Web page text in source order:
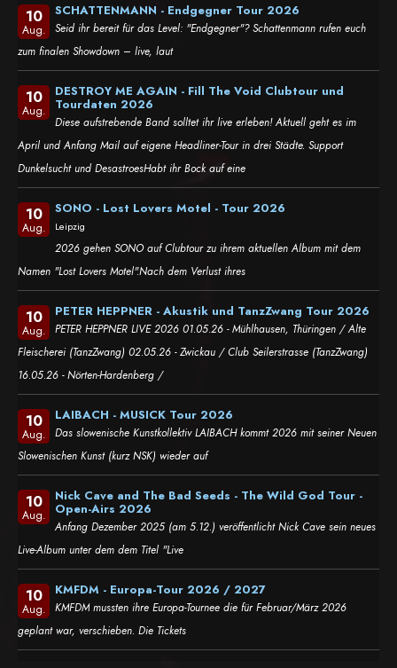
10
Aug.
SCHATTENMANN - Endgegner Tour 2026
Seid ihr bereit für das Level: "Endgegner"? Schattenmann rufen euch
zum finalen Showdown – live, laut
10
Aug.
DESTROY ME AGAIN - Fill The Void Clubtour und
Tourdaten 2026
Diese aufstrebende Band solltet ihr live erleben! Aktuell geht es im
April und Anfang Mail auf eigene Headliner-Tour in drei Städte. Support
Dunkelsucht und DesastroesHabt ihr Bock auf eine
10
Aug.
SONO - Lost Lovers Motel - Tour 2026
Leipzig
2026 gehen SONO auf Clubtour zu ihrem aktuellen Album mit dem
Namen "Lost Lovers Motel".Nach dem Verlust ihres
10
Aug.
PETER HEPPNER - Akustik und TanzZwang Tour 2026
PETER HEPPNER LIVE 2026 01.05.26 - Mühlhausen, Thüringen / Alte
Fleischerei (TanzZwang) 02.05.26 - Zwickau / Club Seilerstrasse (TanzZwang)
16.05.26 - Nörten-Hardenberg /
10
Aug.
LAIBACH - MUSICK Tour 2026
Das slowenische Kunstkollektiv LAIBACH kommt 2026 mit seiner Neuen
Slowenischen Kunst (kurz NSK) wieder auf
10
Aug.
Nick Cave and The Bad Seeds - The Wild God Tour -
Open-Airs 2026
Anfang Dezember 2025 (am 5.12.) veröffentlicht Nick Cave sein neues
Live-Album unter dem dem Titel "Live
10
Aug.
KMFDM - Europa-Tour 2026 / 2027
KMFDM mussten ihre Europa-Tournee die für Februar/März 2026
geplant war, verschieben. Die Tickets